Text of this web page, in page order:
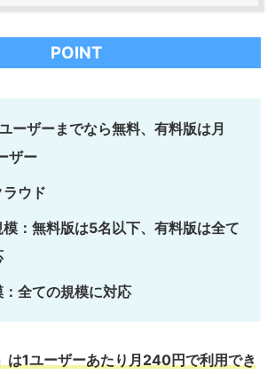
POINT
ーザーまでなら無料、有料版は月
ザー
ウド
：無料版は5名以下、有料版は全て
全ての規模に対応
は1ユーザーあたり月240円で利用でき